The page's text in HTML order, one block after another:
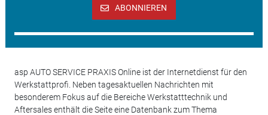
ABONNIEREN
asp AUTO SERVICE PRAXIS Online ist der Internetdienst für den
Werkstattprofi. Neben tagesaktuellen Nachrichten mit
besonderem Fokus auf die Bereiche Werkstatttechnik und
Aftersales enthält die Seite eine Datenbank zum Thema